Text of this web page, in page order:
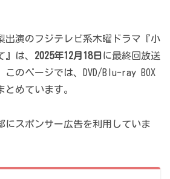
出演のフジテレビ系木曜ドラマ『小
は、 2025年12月18日 に最終回放送
このページでは、DVD/Blu-ray BOX
めています。
にスポンサー広告を利用していま